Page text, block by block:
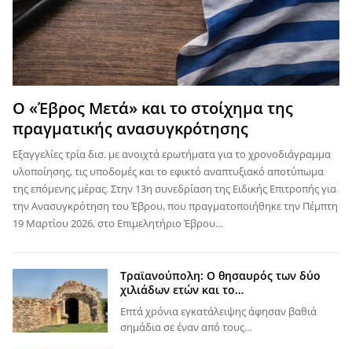
Ο «Έβρος Μετά» και το στοίχημα της
πραγματικής ανασυγκρότησης
Εξαγγελίες τρία δισ. με ανοιχτά ερωτήματα για το χρονοδιάγραμμα
υλοποίησης, τις υποδομές και το εφικτό αναπτυξιακό αποτύπωμα
της επόμενης μέρας. Στην 13η συνεδρίαση της Ειδικής Επιτροπής για
την Ανασυγκρότηση του Έβρου, που πραγματοποιήθηκε την Πέμπτη
19 Μαρτίου 2026, στο Επιμελητήριο Έβρου…
Τραϊανούπολη: Ο θησαυρός των δύο
χιλιάδων ετών και το…
Επτά χρόνια εγκατάλειψης άφησαν βαθιά
σημάδια σε έναν από τους…